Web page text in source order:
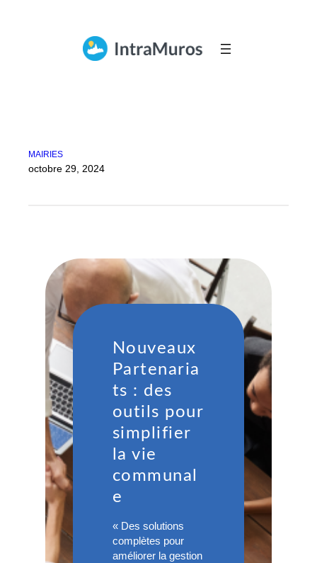
MAIRIES
octobre 29, 2024
Nouveaux
Partenaria
ts : des
outils pour
simplifier
la vie
communal
e
« Des solutions
complètes pour
améliorer la gestion